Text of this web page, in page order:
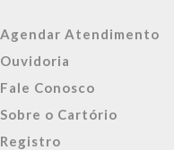
Agendar Atendimento
Ouvidoria
Fale Conosco
Sobre o Cartório
Registro